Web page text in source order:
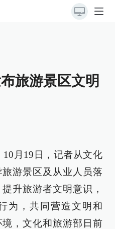
旅游景区文明
10月19日，记者从文化
游景区及从业人员落
升旅游者文明意识，
为，共同营造文明和
，文化和旅游部日前